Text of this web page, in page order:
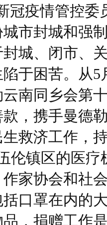
冠疫情管控委
市封城和强
城、闭市、
于困苦。从
南同乡会第
，携手曼德
救济工作，
伦镇区的医
家协会和社
口罩在内的
，捐赠工作